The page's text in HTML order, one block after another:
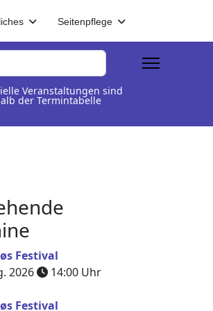
Seitenpflege
Veranstaltungen sind
der Termintabelle
Festival
2026
14:00 Uhr
Festival